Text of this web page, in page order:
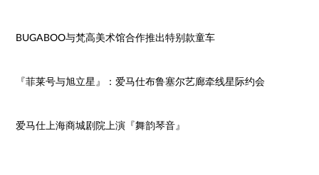
BUGABOO与梵高美术馆合作推出特别款童车
『菲莱号与旭立星』：爱马仕布鲁塞尔艺廊牵线星际约会
爱马仕上海商城剧院上演『舞韵琴音』